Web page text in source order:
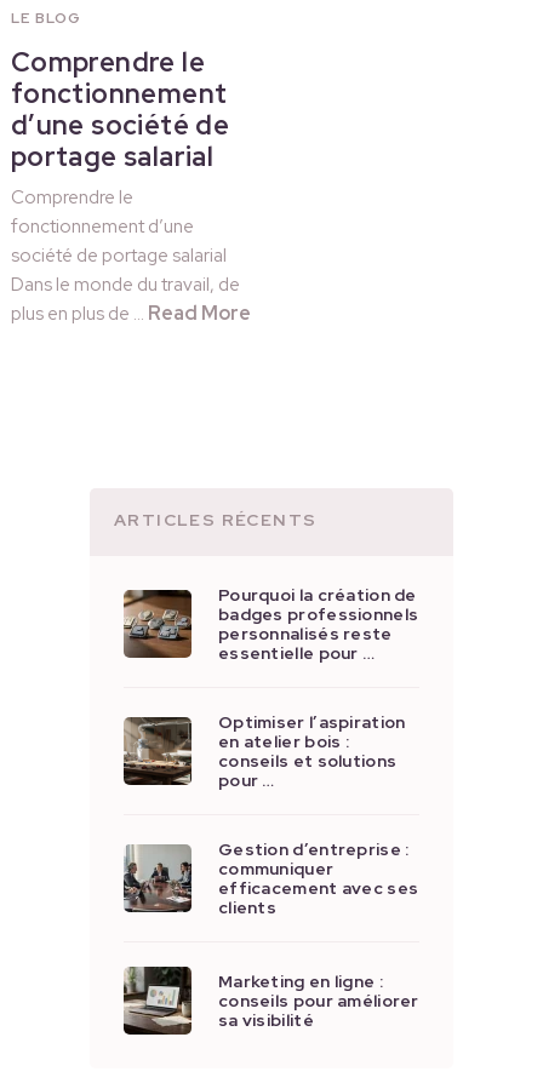
LE BLOG
Comprendre le
fonctionnement
d’une société de
portage salarial
Comprendre le
fonctionnement d’une
société de portage salarial
Dans le monde du travail, de
plus en plus de … Read More
ARTICLES RÉCENTS
Pourquoi la création de
badges professionnels
personnalisés reste
essentielle pour …
Optimiser l’aspiration
en atelier bois :
conseils et solutions
pour …
Gestion d’entreprise :
communiquer
efficacement avec ses
clients
Marketing en ligne :
conseils pour améliorer
sa visibilité